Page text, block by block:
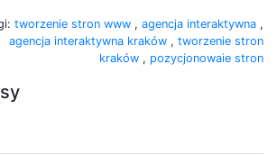
tworzenie stron www , agencja interaktywna ,
agencja interaktywna kraków , tworzenie stron
kraków , pozycjonowaie stron